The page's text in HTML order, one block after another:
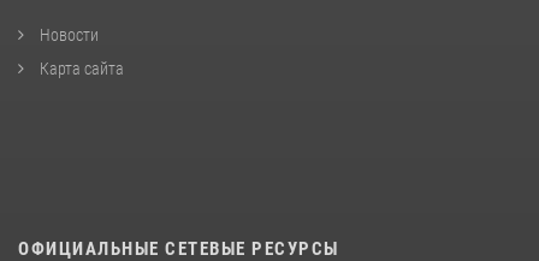
Новости
Карта сайта
ОФИЦИАЛЬНЫЕ СЕТЕВЫЕ РЕСУРСЫ